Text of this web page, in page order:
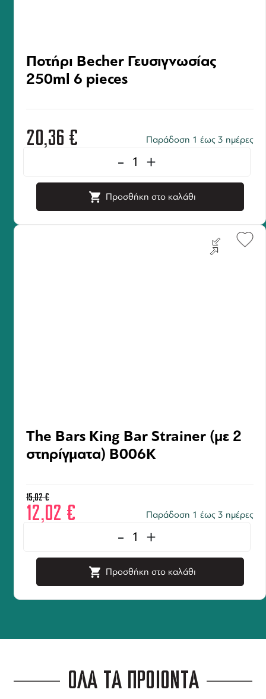
Ποτήρι Becher Γευσιγνωσίας
250ml 6 pieces
20,36 € Παράδοση 1 έως 3 ημέρες
- +
Προσθήκη στο καλάθι
The Bars King Bar Strainer (με 2
στηρίγματα) B006K
15,02€
12,02 € Παράδοση 1 έως 3 ημέρες
- +
Προσθήκη στο καλάθι
ΟΛΑ ΤΑ ΠΡΟΪΟΝΤΑ